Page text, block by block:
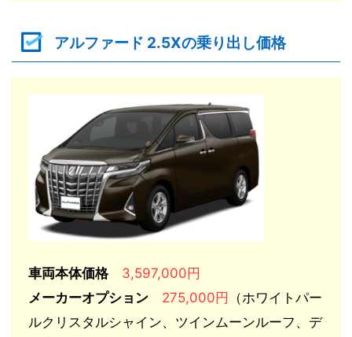
アルファード 2.5Xの乗り出し価格
車両本体価格
3,597,000円
メーカーオプション
275,000円
（ホワイトパー
ルクリスタルシャイン、ツインムーンルーフ、デ